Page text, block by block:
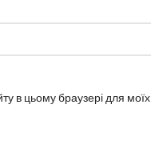
в цьому браузері для